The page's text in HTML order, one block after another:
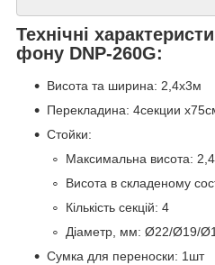
Технічні
фону DNP-260G:
Висота та ширина: 2,4х3м
Перекладина: 4секции
Стойки:
Максимальна висота:
Висота в складеному
Кількість секцій: 4
Діаметр, мм: Ø22/Ø19/
Сумка для переноски: 1шт